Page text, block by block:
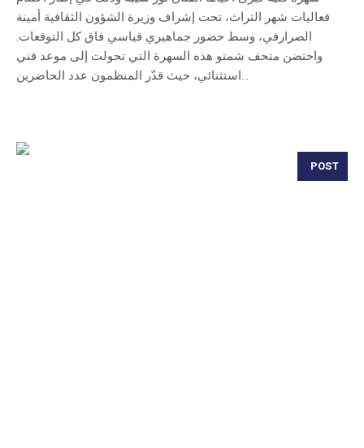
فعاليات شهر التراث، تحت إشراف وزيرة الشؤون الثقافية أمينة
الصرارفي، وسط حضور جماهيري قياسي فاق كل التوقعات.
واحتضن متحف شمتو هذه السهرة التي تحولت إلى موعد فني
استثنائي، حيث قدّر المنظمون عدد الحاضرين...
POST